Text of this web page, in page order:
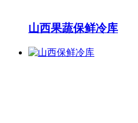
山西果蔬保鲜冷库